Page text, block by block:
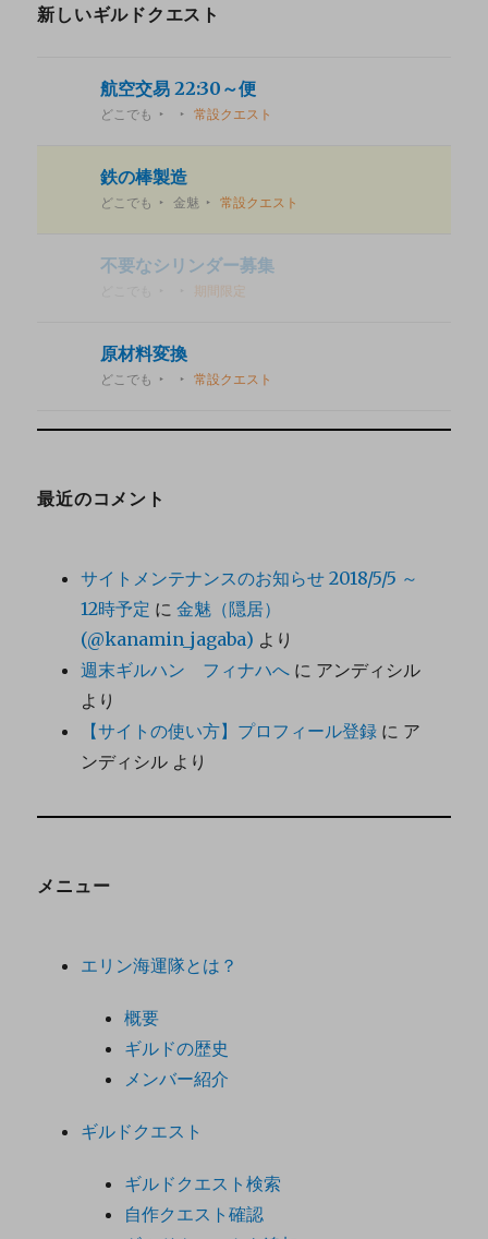
新しいギルドクエスト
航空交易 22:30～便
どこでも 常設クエスト
鉄の棒製造
どこでも 金魅 常設クエスト
不要なシリンダー募集
期間限定
原材料変換
どこでも 常設クエスト
最近のコメント
サイトメンテナンスのお知らせ 2018/5/5 ～
12時予定 に金魅（隠居）
(@kanamin_jagaba) より
週末ギルハン フィナハへ に アンディシル
より
【サイトの使い方】プロフィール登録 に ア
ンディシル より
メニュー
エリン海運隊とは？
概要
ギルドの歴史
メンバー紹介
ギルドクエスト
ギルドクエスト検索
自作クエスト確認